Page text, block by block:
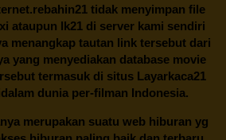
rebahin21 tidak menyimpan file
ataupun lk21 di server kami sendiri
menangkap tautan link tersebut dari
yang menyediakan database movie
termasuk di situs Layarkaca21
dunia per-filman Indonesia.
merupakan suatu web hiburan yg